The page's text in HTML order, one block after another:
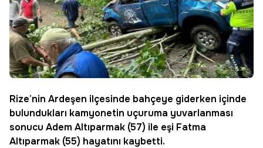
Rize’nin Ardeşen ilçesinde bahçeye giderken içinde
bulundukları kamyonetin uçuruma yuvarlanması
sonucu Adem Altıparmak (57) ile eşi Fatma
Altıparmak (55) hayatını kaybetti.